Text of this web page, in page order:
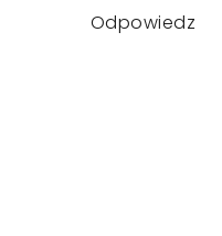
Odpowiedz